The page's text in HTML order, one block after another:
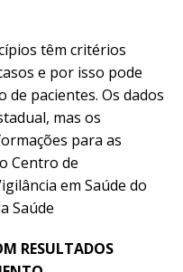
têm critérios
e por isso pode
pacientes. Os dados
mas os
para as
Centro de
em Saúde do
Saúde
RESULTADOS